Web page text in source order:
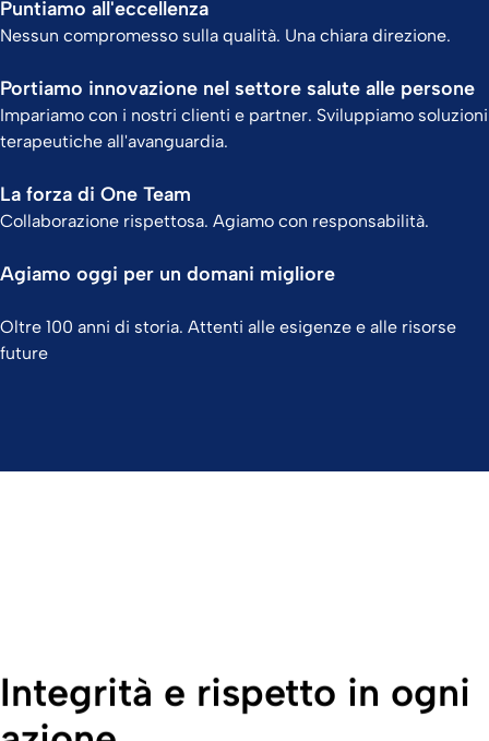
Puntiamo all'eccellenza
Nessun compromesso sulla qualità. Una chiara direzione.
Portiamo innovazione nel settore salute alle persone
Impariamo con i nostri clienti e partner. Sviluppiamo soluzioni
terapeutiche all'avanguardia.
La forza di One Team
Collaborazione rispettosa. Agiamo con responsabilità.
Agiamo oggi per un domani migliore
Oltre 100 anni di storia. Attenti alle esigenze e alle risorse
future
Integrità e rispetto in ogni